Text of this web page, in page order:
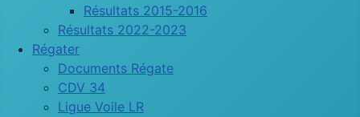
Résultats 2015-2016
Résultats 2022-2023
Régater
Documents Régate
CDV 34
Ligue Voile LR